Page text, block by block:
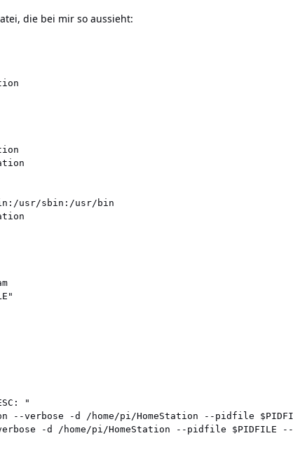
die bei mir so aussieht:
usr/sbin:/usr/bin
"
--verbose -d /home/pi/HomeStation --pidfile
-d /home/pi/HomeStation --pidfile $PIDFILE --